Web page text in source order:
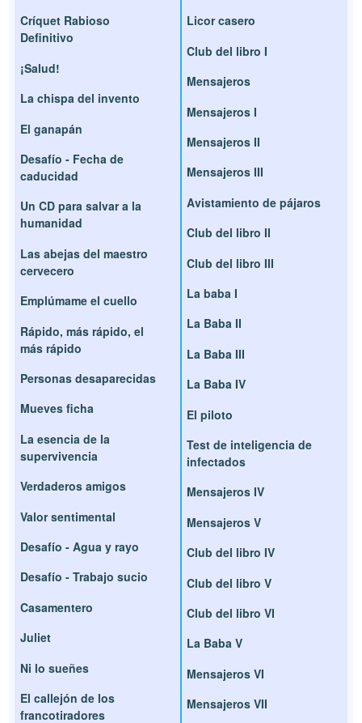
Críquet Rabioso
Definitivo
¡Salud!
La chispa del invento
El ganapán
Desafío - Fecha de
caducidad
Un CD para salvar a la
humanidad
Las abejas del maestro
cervecero
Emplúmame el cuello
Rápido, más rápido, el
más rápido
Personas desaparecidas
Mueves ficha
La esencia de la
supervivencia
Verdaderos amigos
Valor sentimental
Desafío - Agua y rayo
Desafío - Trabajo sucio
Casamentero
Juliet
Ni lo sueñes
El callejón de los
francotiradores
Licor casero
Club del libro I
Mensajeros
Mensajeros I
Mensajeros II
Mensajeros III
Avistamiento de pájaros
Club del libro II
Club del libro III
La baba I
La Baba II
La Baba III
La Baba IV
El piloto
Test de inteligencia de
infectados
Mensajeros IV
Mensajeros V
Club del libro IV
Club del libro V
Club del libro VI
La Baba V
Mensajeros VI
Mensajeros VII